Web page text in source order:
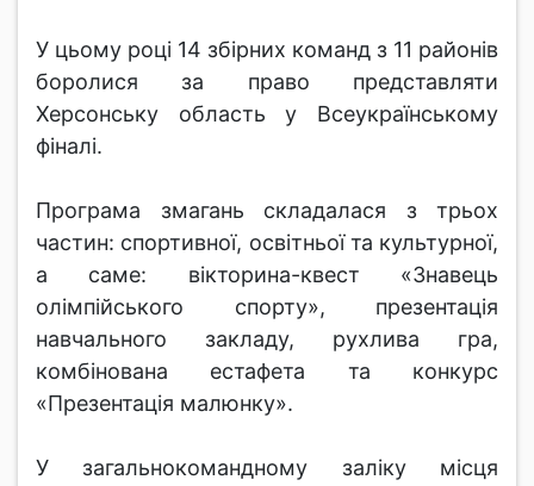
У цьому році 14 збірних команд з 11 районів
боролися за право представляти
Херсонську область у Всеукраїнському
фіналі.
Програма змагань складалася з трьох
частин: спортивної, освітньої та культурної,
а саме: вікторина-квест «Знавець
олімпійського спорту», презентація
навчального закладу, рухлива гра,
комбінована естафета та конкурс
«Презентація малюнку».
У загальнокомандному заліку місця